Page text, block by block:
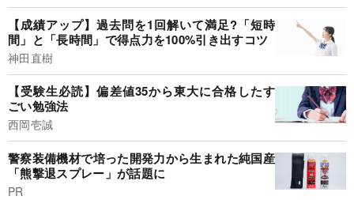
【成績アップ】過去問を1回解いて満足?「短時
間」と「長時間」で得点力を100%引き出すコツ
神田直樹
【受験生必読】偏差値35から東大に合格したす
ごい勉強法
西岡壱誠
警察装備機材で培った開発力から生まれた純国産
「熊撃退スプレー」が話題に
PR